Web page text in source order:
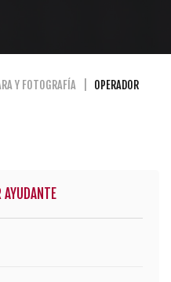
Y FOTOGRAFÍA
OPERADOR
AYUDANTE